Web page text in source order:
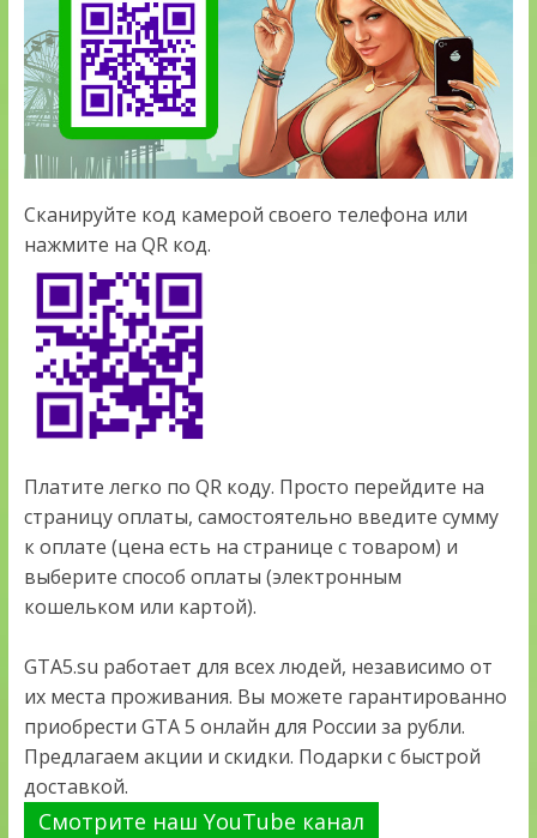
Сканируйте код камерой своего телефона или
нажмите на QR код.
Платите легко по QR коду. Просто перейдите на
страницу оплаты, самостоятельно введите сумму
к оплате (цена есть на странице с товаром) и
выберите способ оплаты (электронным
кошельком или картой).
GTA5.su работает для всех людей, независимо от
их места проживания. Вы можете гарантированно
приобрести GTA 5 онлайн для России за рубли.
Предлагаем акции и скидки. Подарки с быстрой
доставкой.
Смотрите наш YouTube канал